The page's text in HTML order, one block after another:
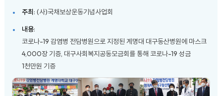
주최 : (사)국채보상운동기념사업회
내용:
코로나-19 감염병 전담병원으로 지정된 계명대 대구동산병원에 마스크
4,000장 기증, 대구사회복지공동모금회를 통해 코로나-19 성금
1천만원 기증